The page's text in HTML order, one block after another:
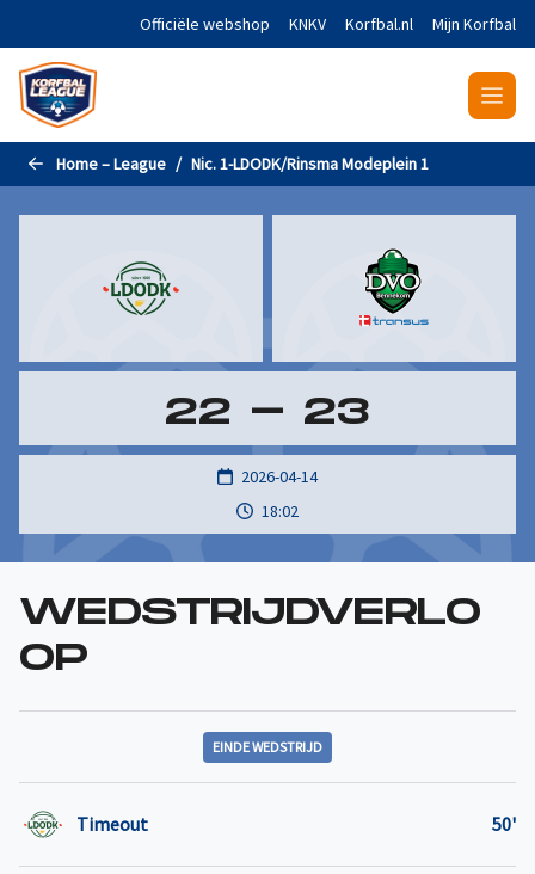
Naar de hoofdinhoud gaanOfficiële webshop KNKV Korfbal.nl Mijn Korfbal
Home – League Nic. 1-LDODK/Rinsma Modeplein 1
22 - 23
2026-04-14
18:02
WEDSTRIJDVERLO
OP
EINDE WEDSTRIJD
Timeout 50'